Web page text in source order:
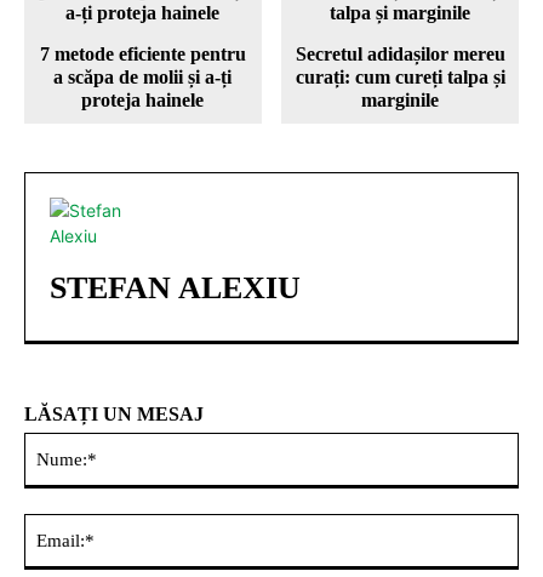
7 metode eficiente pentru
a scăpa de molii și a-ți
proteja hainele
Secretul adidașilor mereu
curați: cum cureți talpa și
marginile
STEFAN ALEXIU
LĂSAȚI UN MESAJ